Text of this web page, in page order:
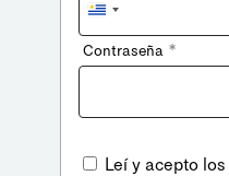
Uruguay
+598
Contraseña *
Leí y acepto los